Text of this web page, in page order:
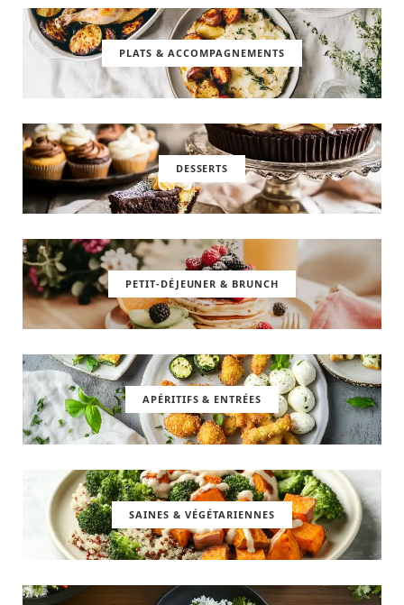
PLATS & ACCOMPAGNEMENTS
DESSERTS
PETIT-DÉJEUNER & BRUNCH
APÉRITIFS & ENTRÉES
SAINES & VÉGÉTARIENNES